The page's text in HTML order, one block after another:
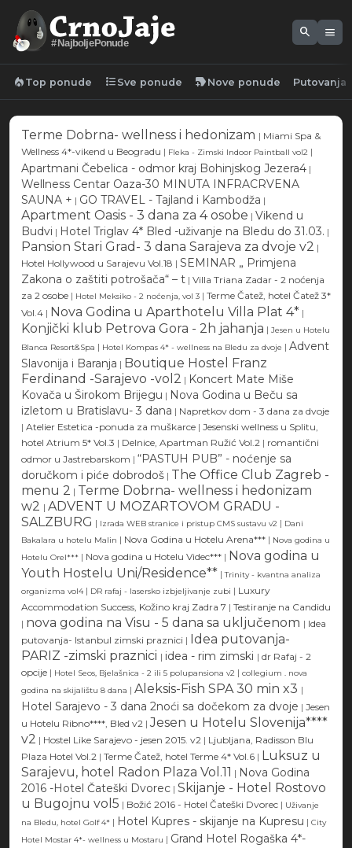
#NajboljePonude
search menu
local_fire_department Top ponude format_list_bulleted Sve ponude new_label Nove ponude Putovanja
Terme Dobrna- wellness i hedonizam | Miami Spa &
Wellness 4*-vikend u Beogradu | Fleka - Zimski Indoor Paintball vol2 |
Apartmani Čebelica - odmor kraj Bohinjskog Jezera4 |
Wellness Centar Oaza-30 MINUTA INFRACRVENA
SAUNA + | GO TRAVEL - Tajland i Kambodža |
Apartment Oasis - 3 dana za 4 osobe | Vikend u
Budvi | Hotel Triglav 4* Bled -uživanje na Bledu do 31.03. |
Pansion Stari Grad- 3 dana Sarajeva za dvoje v2 |
Hotel Hollywood u Sarajevu Vol.18 | SEMINAR „ Primjena
Zakona o zaštiti potrošača“ – t | Villa Triana Zadar - 2 noćenja
za 2 osobe | Hotel Meksiko - 2 noćenja, vol 3 | Terme Čatež, hotel Čatež 3*
Vol.4 | Nova Godina u Aparthotelu Villa Plat 4* |
Konjički klub Petrova Gora - 2h jahanja | Jesen u Hotelu
Blanca Resort&Spa | Hotel Kompas 4* - wellness na Bledu za dvoje | Advent
Slavonija i Baranja | Boutique Hostel Franz
Ferdinand -Sarajevo -vol2 | Koncert Mate Miše
Kovača u Širokom Brijegu | Nova Godina u Beču sa
izletom u Bratislavu- 3 dana | Napretkov dom - 3 dana za dvoje
| Atelier Estetica -ponuda za muškarce | Jesenski wellness u Splitu,
hotel Atrium 5* Vol.3 | Delnice, Apartman Ružić Vol.2 | romantični
odmor u Jastrebarskom | “PASTUH PUB” - noćenje sa
doručkom i piće dobrodoš | The Office Club Zagreb -
menu 2 | Terme Dobrna- wellness i hedonizam
w2 | ADVENT U MOZARTOVOM GRADU -
SALZBURG | Izrada WEB stranice i pristup CMS sustavu v2 | Dani
Bakalara u hotelu Malin | Nova Godina u Hotelu Arena*** | Nova godina u
Hotelu Orel*** | Nova godina u Hotelu Videc*** | Nova godina u
Youth Hostelu Uni/Residence** | Trinity - kvantna analiza
organizma vol4 | DR rafaj - lasersko izbjeljivanje zubi | Luxury
Accommodation Success, Kožino kraj Zadra 7 | Testiranje na Candidu
| nova godina na Visu - 5 dana sa uključenom | Idea
putovanja- Istanbul zimski praznici | Idea putovanja-
PARIZ -zimski praznici | idea - rim zimski | dr Rafaj - 2
opcije | Hotel Seos, Bjelašnica - 2 ili 5 polupansiona v2 | collegium . nova
godina na skijalištu 8 dana | Aleksis-Fish SPA 30 min x3 |
Hotel Sarajevo - 3 dana 2noći sa dočekom za dvoje | Jesen
u Hotelu Ribno****, Bled v2 | Jesen u Hotelu Slovenija****
v2 | Hostel Like Sarajevo - jesen 2015. v2 | Ljubljana, Radisson Blu
Plaza Hotel Vol.2 | Terme Čatež, hotel Terme 4* Vol.6 | Luksuz u
Sarajevu, hotel Radon Plaza Vol.11 | Nova Godina
2016 -Hotel Čateški Dvorec | Skijanje - Hotel Rostovo
u Bugojnu vol5 | Božić 2016 - Hotel Čateški Dvorec | Uživanje
na Bledu, hotel Golf 4* | Hotel Kupres - skijanje na Kupresu | City
Hotel Mostar 4*- wellness u Mostaru | Grand Hotel Rogaška 4*-